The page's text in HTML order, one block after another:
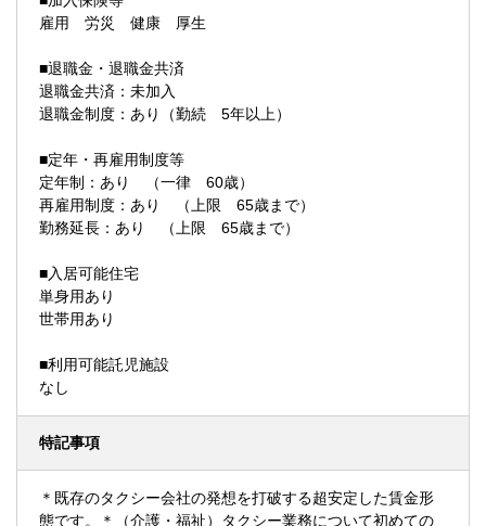
雇用 労災 健康 厚生
■退職金・退職金共済
退職金共済：未加入
退職金制度：あり（勤続 5年以上）
■定年・再雇用制度等
定年制：あり （一律 60歳）
再雇用制度：あり （上限 65歳まで）
勤務延長：あり （上限 65歳まで）
■入居可能住宅
単身用あり
世帯用あり
■利用可能託児施設
なし
特記事項
＊既存のタクシー会社の発想を打破する超安定した賃金形
態です。＊（介護・福祉）タクシー業務について初めての